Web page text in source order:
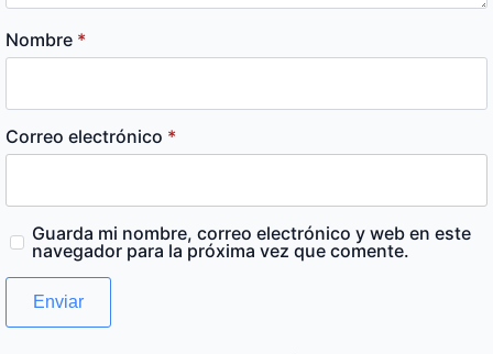
Nombre *
Correo electrónico *
Guarda mi nombre, correo electrónico y web en este
navegador para la próxima vez que comente.